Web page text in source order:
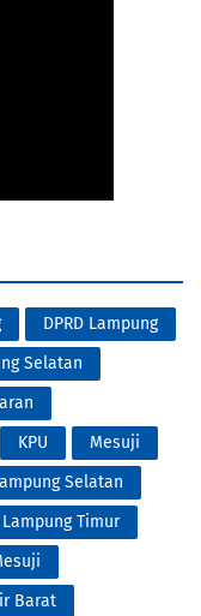
DPRD Lampung
Selatan
KPU
Mesuji
Selatan
Timur
Barat